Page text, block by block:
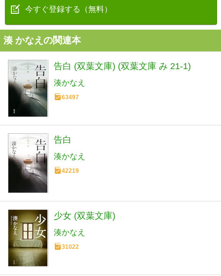
今すぐ登録する（無料）
湊 かなえの関連本
告白 (双葉文庫) (双葉文庫 み 21-1)
湊かなえ
63497
告白
湊かなえ
42219
少女 (双葉文庫)
湊かなえ
31022